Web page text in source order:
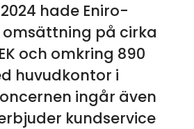
hade Eniro-
omsättning på cirka
och omkring 890
huvudkontor i
ingår även
kundservice